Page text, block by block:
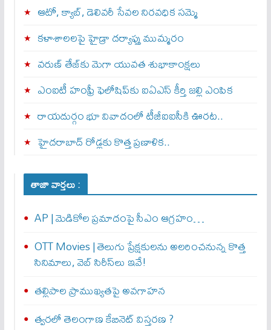
ఆటో, క్యాబ్, డెలివరీ సేవల నిరవధిక సమ్మె
కళాశాలలపై హైడ్రా దర్యాప్తు ముమ్మరం
వరుణ్ తేజ్‌కు మెగా యువత శుభాకాంక్షలు
ఎంఐటీ హంఫ్రీ ఫెలోషిప్‌కు ఐఏఎస్ కీర్తి జల్లి ఎంపిక
రాయదుర్గం భూ వివాదంలో టీజీఐఐసీకి ఊరట..
హైదరాబాద్ రోడ్లకు కొత్త ప్రణాళిక..
తాజా వార్తలు :
AP | మెడికోల ప్రమాదంపై సీఎం ఆగ్రహం…
OTT Movies | తెలుగు ప్రేక్షకులను అలరించనున్న కొత్త
సినిమాలు, వెబ్ సిరీస్‌లు ఇవే!
తల్లిపాల ప్రాముఖ్యతపై అవగాహన
త్వ‌ర‌లో తెలంగాణ కేబినెట్ విస్తరణ ?